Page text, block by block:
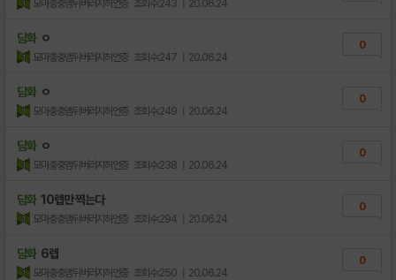
모마충충앰뒤버러지허언증 조회수:243 | 20.06.24
담화 ㅇ
모마충충앰뒤버러지허언증 조회수:247 | 20.06.24
0
담화 ㅇ
모마충충앰뒤버러지허언증 조회수:249 | 20.06.24
0
담화 ㅇ
모마충충앰뒤버러지허언증 조회수:238 | 20.06.24
0
담화 10렙만 찍는다
모마충충앰뒤버러지허언증 조회수:294 | 20.06.24
0
담화 6렙
모마충충앰뒤버러지허언증 조회수:250 | 20.06.24
0